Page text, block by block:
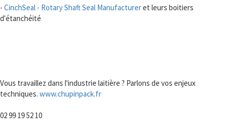
- CinchSeal - Rotary Shaft Seal Manufactureret leurs boitiers
d'étanchéité
Vous travaillez dans l'industrie laitière ? Parlons de vos enjeux
techniques. www.chupinpack.fr
02 99 19 52 10